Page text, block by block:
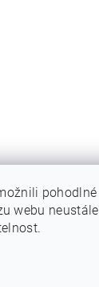
pohodlné
webu neustále